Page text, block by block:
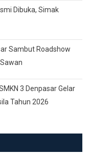
Dibuka, Simak
Sambut Roadshow
3 Denpasar Gelar
Tahun 2026